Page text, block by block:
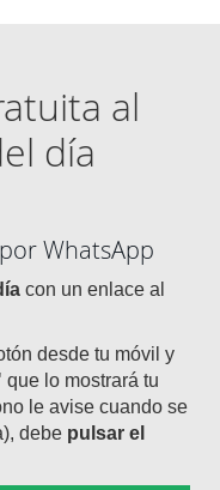
al
día
WhatsApp
con un enlace al
desde tu móvil y
que lo mostrará tu
le avise cuando se
debe pulsar el